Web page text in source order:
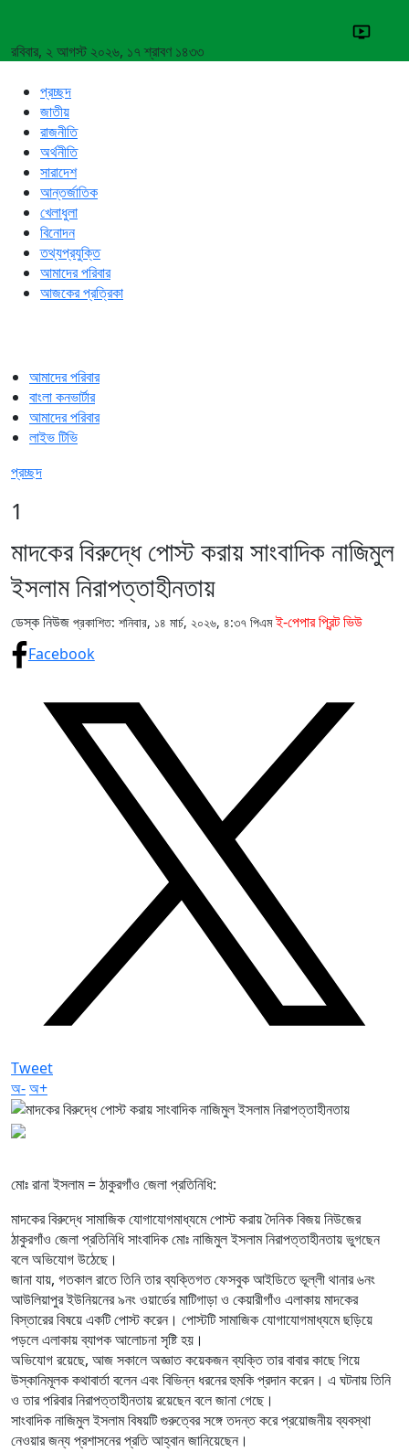
রবিবার, ২ আগস্ট ২০২৬, ১৭ শ্রাবণ ১৪৩৩
প্রচ্ছদ
জাতীয়
রাজনীতি
অর্থনীতি
সারাদেশ
আন্তর্জাতিক
খেলাধুলা
বিনোদন
তথ্যপ্রযুক্তি
আমাদের পরিবার
আজকের প্রত্রিকা
আমাদের পরিবার
বাংলা কনভার্টার
আমাদের পরিবার
লাইভ টিভি
প্রচ্ছদ
1
মাদকের বিরুদ্ধে পোস্ট করায় সাংবাদিক নাজিমুল
ইসলাম নিরাপত্তাহীনতায়
ডেস্ক নিউজ প্রকাশিত: শনিবার, ১৪ মার্চ, ২০২৬, ৪:৩৭ পিএম ই-পেপার প্রিন্ট ভিউ
Facebook
Tweet
অ-অ+
মোঃ রানা ইসলাম = ঠাকুরগাঁও জেলা প্রতিনিধি:
মাদকের বিরুদ্ধে সামাজিক যোগাযোগমাধ্যমে পোস্ট করায় দৈনিক বিজয় নিউজের
ঠাকুরগাঁও জেলা প্রতিনিধি সাংবাদিক মোঃ নাজিমুল ইসলাম নিরাপত্তাহীনতায় ভুগছেন
বলে অভিযোগ উঠেছে।
জানা যায়, গতকাল রাতে তিনি তার ব্যক্তিগত ফেসবুক আইডিতে ভূল্লী থানার ৬নং
আউলিয়াপুর ইউনিয়নের ৯নং ওয়ার্ডের মাটিগাড়া ও কেয়ারীগাঁও এলাকায় মাদকের
বিস্তারের বিষয়ে একটি পোস্ট করেন। পোস্টটি সামাজিক যোগাযোগমাধ্যমে ছড়িয়ে
পড়লে এলাকায় ব্যাপক আলোচনা সৃষ্টি হয়।
অভিযোগ রয়েছে, আজ সকালে অজ্ঞাত কয়েকজন ব্যক্তি তার বাবার কাছে গিয়ে
উস্কানিমূলক কথাবার্তা বলেন এবং বিভিন্ন ধরনের হুমকি প্রদান করেন। এ ঘটনায় তিনি
ও তার পরিবার নিরাপত্তাহীনতায় রয়েছেন বলে জানা গেছে।
সাংবাদিক নাজিমুল ইসলাম বিষয়টি গুরুত্বের সঙ্গে তদন্ত করে প্রয়োজনীয় ব্যবস্থা
নেওয়ার জন্য প্রশাসনের প্রতি আহ্বান জানিয়েছেন।